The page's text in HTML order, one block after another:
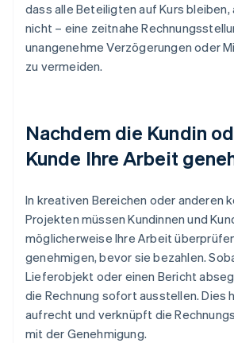
dass alle Beteiligten auf Kurs bleiben,
nicht – eine zeitnahe
unangenehme Verzögerungen oder
zu vermeiden.
Nachdem die Kundin
Kunde Ihre Arbeit
In kreativen Bereichen oder anderen
Projekten müssen Kundinnen und
möglicherweise Ihre Arbeit
genehmigen, bevor sie bezahlen.
Lieferobjekt oder einen Bericht
die Rechnung sofort ausstellen. Dies
aufrecht und verknüpft die
mit der Genehmigung.